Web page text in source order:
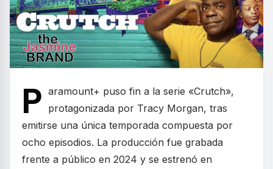
P aramount+ puso fin a la serie «Crutch»,
protagonizada por Tracy Morgan, tras
emitirse una única temporada compuesta por
ocho episodios. La producción fue grabada
frente a público en 2024 y se estrenó en